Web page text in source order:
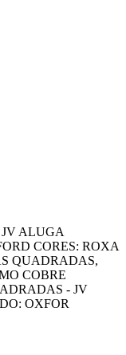
ALUGA
CORES: ROXA
QUADRADAS,
COBRE
- JV
OXFOR